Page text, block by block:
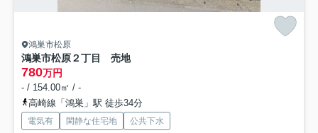
鴻巣市松原
鴻巣市松原２丁目 売地
780万円
- / 154.00㎡ / -
高崎線「鴻巣」駅 徒歩34分
電気有 閑静な住宅地 公共下水